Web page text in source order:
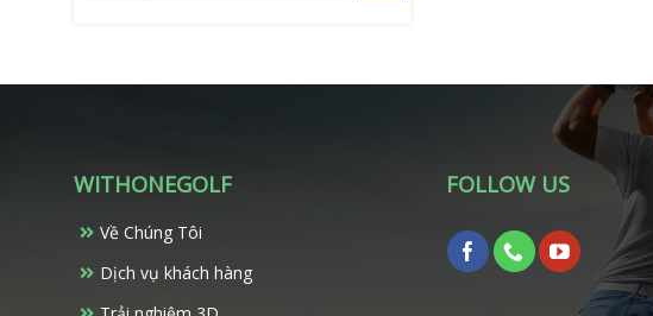
WITHONEGOLF
Về Chúng Tôi
Dịch vụ khách hàng
FOLLOW US